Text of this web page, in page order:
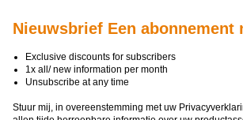
Nieuwsbrief Een abonnement
Exclusive discounts for subscribers
1x all/ new information per month
Unsubscribe at any time
Stuur mij, in overeenstemming met uw